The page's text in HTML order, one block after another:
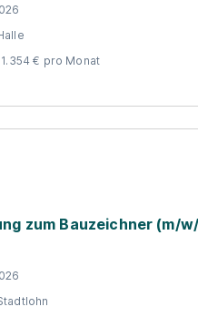
1.354 € pro Monat
zum Bauzeichner (m/